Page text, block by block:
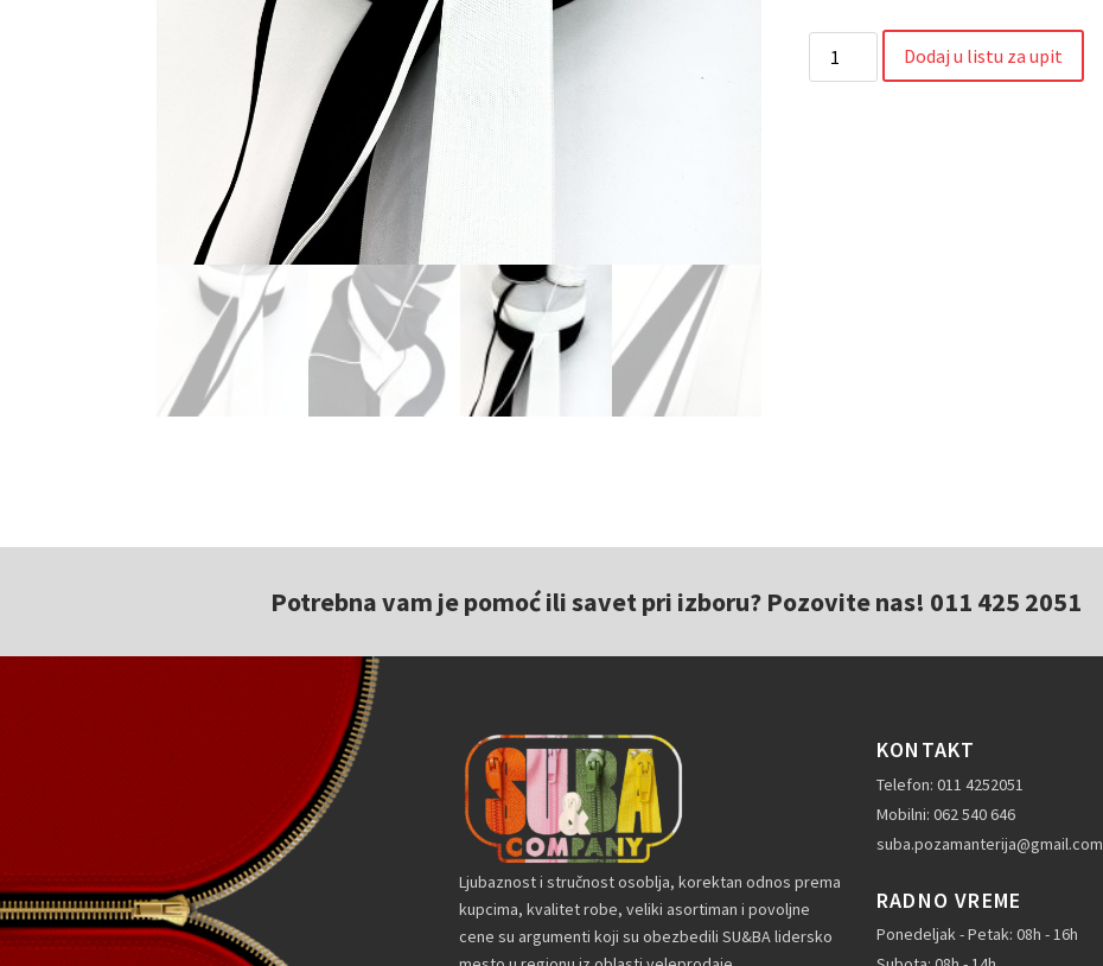
Dodaj u listu za upit
Potrebna vam je pomoć ili savet pri izboru? Pozovite nas! 011 425 2051
Ljubaznost i stručnost osoblja, korektan odnos prema
kupcima, kvalitet robe, veliki asortiman i povoljne
cene su argumenti koji su obezbedili SU&BA lidersko
KONTAKT
Telefon: 011 4252051
Mobilni: 062 540 646
suba.pozamanterija@gmail.com
RADNO VREME
Ponedeljak - Petak: 08h - 16h